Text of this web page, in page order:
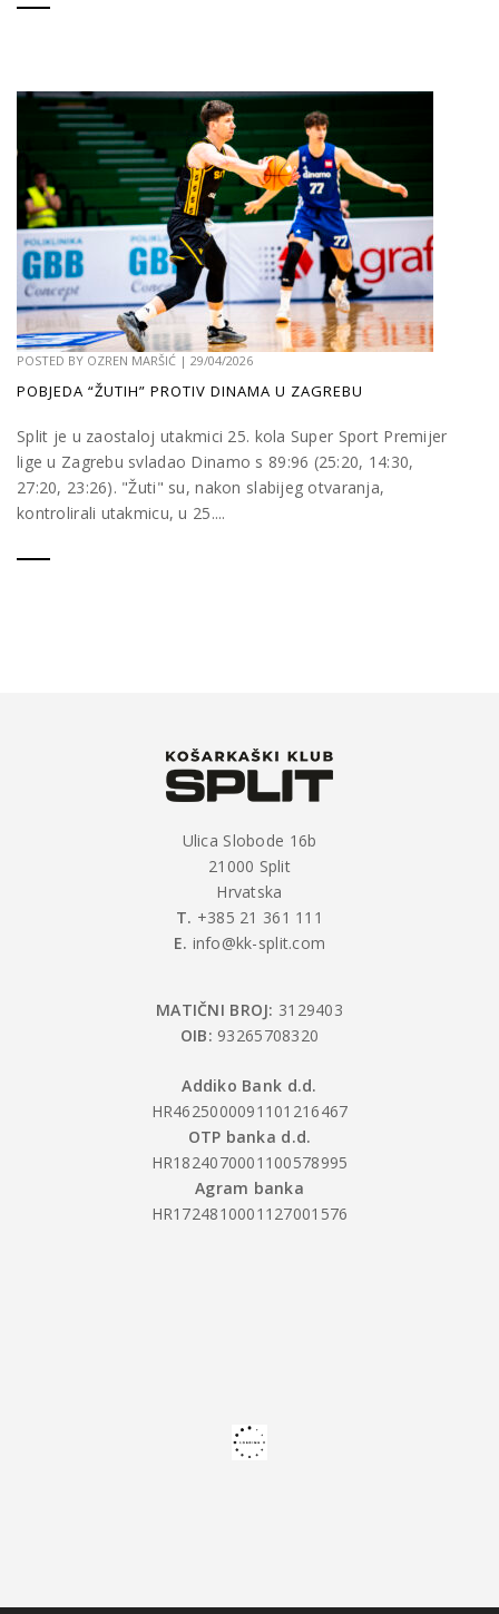
POSTED BY OZREN MARŠIĆ | 29/04/2026
POBJEDA “ŽUTIH” PROTIV DINAMA U ZAGREBU
Split je u zaostaloj utakmici 25. kola Super Sport Premijer
lige u Zagrebu svladao Dinamo s 89:96 (25:20, 14:30,
27:20, 23:26). "Žuti" su, nakon slabijeg otvaranja,
kontrolirali utakmicu, u 25....
Ulica Slobode 16b
21000 Split
Hrvatska
T. +385 21 361 111
E. info@kk-split.com
MATIČNI BROJ: 3129403
OIB: 93265708320
Addiko Bank d.d.
HR4625000091101216467
OTP banka d.d.
HR1824070001100578995
Agram banka
HR1724810001127001576